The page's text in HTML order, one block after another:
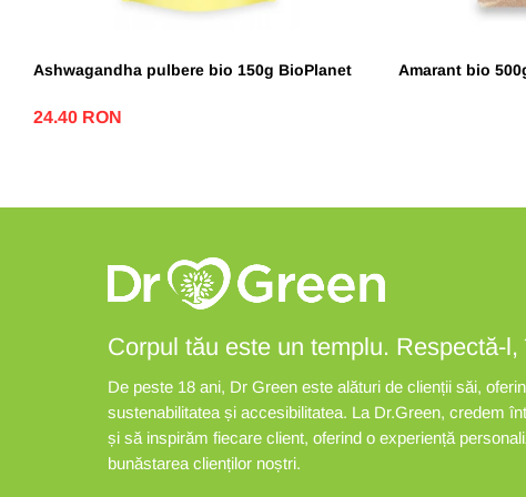
Ashwagandha pulbere bio 150g BioPlanet
24.40 RON
Amarant bio
Corpul tău este un templu. Respectă-
De peste 18 ani, Dr Green este alături de clienții săi,
sustenabilitatea și accesibilitatea. La Dr.Green, credem
și să inspirăm fiecare client, oferind o experiență
bunăstarea clienților noștri.